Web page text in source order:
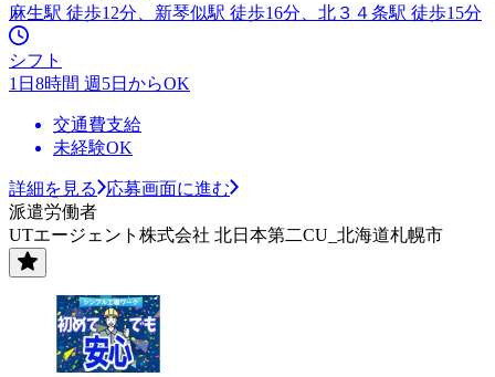
麻生駅 徒歩12分、新琴似駅 徒歩16分、北３４条駅 徒歩15分
シフト
1日8時間 週5日からOK
交通費支給
未経験OK
詳細を見る
応募画面に進む
派遣労働者
UTエージェント株式会社 北日本第二CU_北海道札幌市